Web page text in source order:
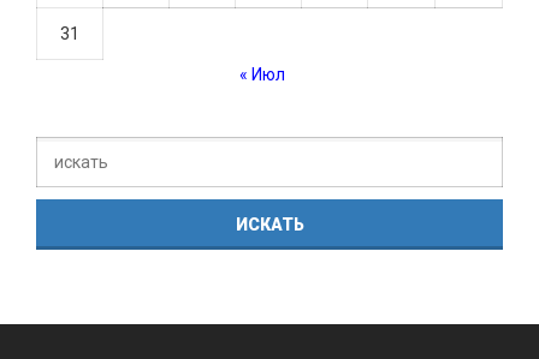
31
« Июл